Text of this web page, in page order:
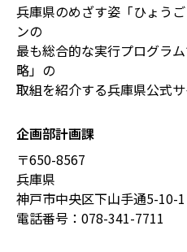
兵庫県のめざす姿「ひょう
ンの
最も総合的な実行プログラ
略」の
取組を紹介する兵庫県公式サ
企画部計画課
〒650-8567
兵庫県
神戸市中央区下山手通5-10-1
電話番号： 078-341-7711